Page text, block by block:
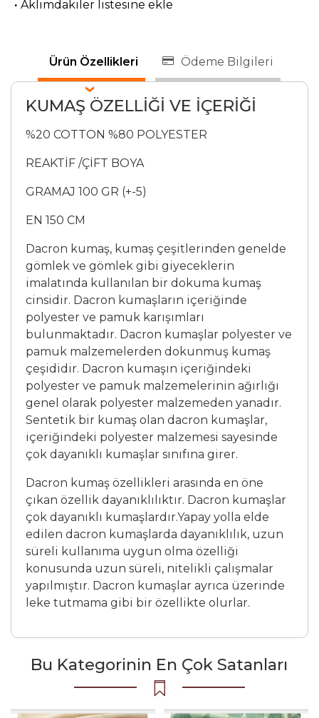
· Aklımdakiler listesine ekle
Ürün Özellikleri Ödeme Bilgileri
KUMAŞ ÖZELLİĞİ VE İÇERİĞİ
%20 COTTON %80 POLYESTER
REAKTİF /ÇİFT BOYA
GRAMAJ 100 GR (+-5)
EN 150 CM
Dacron kumaş, kumaş çeşitlerinden genelde
gömlek ve gömlek gibi giyeceklerin
imalatında kullanılan bir dokuma kumaş
cinsidir. Dacron kumaşların içeriğinde
polyester ve pamuk karışımları
bulunmaktadır. Dacron kumaşlar polyester ve
pamuk malzemelerden dokunmuş kumaş
çeşididir. Dacron kumaşın içeriğindeki
polyester ve pamuk malzemelerinin ağırlığı
genel olarak polyester malzemeden yanadır.
Sentetik bir kumaş olan dacron kumaşlar,
içeriğindeki polyester malzemesi sayesinde
çok dayanıklı kumaşlar sınıfına girer.
Dacron kumaş özellikleri arasında en öne
çıkan özellik dayanıklılıktır. Dacron kumaşlar
çok dayanıklı kumaşlardır.Yapay yolla elde
edilen dacron kumaşlarda dayanıklılık, uzun
süreli kullanıma uygun olma özelliği
konusunda uzun süreli, nitelikli çalışmalar
yapılmıştır. Dacron kumaşlar ayrıca üzerinde
leke tutmama gibi bir özellikte olurlar.
Bu Kategorinin En Çok Satanları